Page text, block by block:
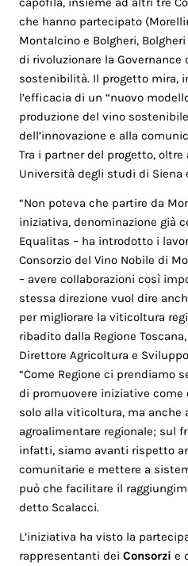
che hanno partecipato
Montalcino e Bolgheri,
di rivoluzionare la
sostenibilità. Il progetto mira,
l’efficacia di un “nuovo
produzione del vino
dell’innovazione e alla
Tra i partner del progetto,
Università degli studi di Siena
“Non poteva che partire da
iniziativa, denominazione già
Equalitas – ha introdotto i
Consorzio del Vino Nobile di
– avere collaborazioni così
stessa direzione vuol dire
per migliorare la viticoltura
ribadito dalla Regione
Direttore Agricoltura e
“Come Regione ci prendiamo
di promuovere iniziative
solo alla viticoltura, ma
agroalimentare regionale; sul
infatti, siamo avanti rispetto
comunitarie e mettere a
può che facilitare il
detto Scalacci.
L’iniziativa ha visto la
rappresentanti deiConsorzi e